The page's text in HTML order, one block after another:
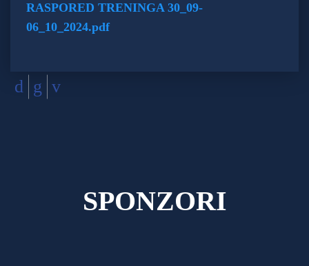
RASPORED TRENINGA 30_09-
06_10_2024.pdf
SPONZORI